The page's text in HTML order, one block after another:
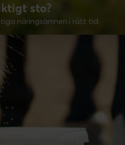
sto?
näringsämnen i rätt tid.